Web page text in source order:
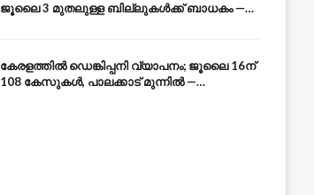
ജൂലൈ 3 മുതലുള്ള ബില്ലുകൾക്ക് ബാധകം —
കേരളത്തിൽ ഡെങ്കിപ്പനി വ്യാപനം; ജൂലൈ 16ന്
108 കേസുകൾ, പാലക്കാട് മുന്നിൽ —